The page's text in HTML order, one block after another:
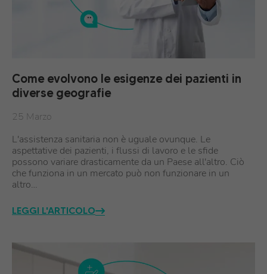
Come evolvono le esigenze dei pazienti in
diverse geografie
25 Marzo
L'assistenza sanitaria non è uguale ovunque. Le
aspettative dei pazienti, i flussi di lavoro e le sfide
possono variare drasticamente da un Paese all'altro. Ciò
che funziona in un mercato può non funzionare in un
altro…
LEGGI L'ARTICOLO